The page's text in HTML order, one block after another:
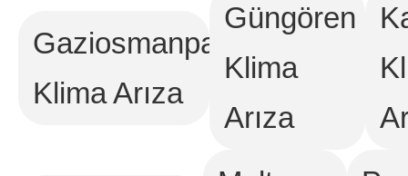
Gaziosmanpaşa
Klima Arıza
Güngören
Klima
Arıza